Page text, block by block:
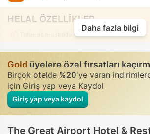
HELAL ÖZELLİKLER
Taharet musluklu tuvalet • Tüm odalarda
Daha fazla bilgi
Goldüyelere özel fırsatları
Birçok otelde%20'ye varan
için Giriş yap veya Kaydol
Giriş yap veya kaydol
The Great Airport Hotel &